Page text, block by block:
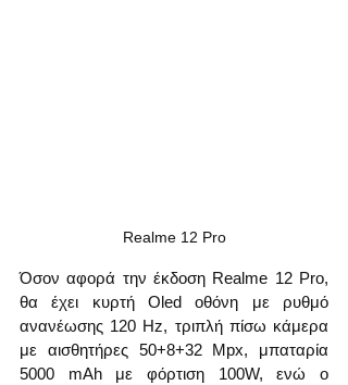
Realme 12 Pro
Όσον αφορά την έκδοση Realme 12 Pro,
θα έχει κυρτή Oled οθόνη με ρυθμό
ανανέωσης 120 Hz, τριπλή πίσω κάμερα
με αισθητήρες 50+8+32 Mpx, μπαταρία
5000 mAh με φόρτιση 100W, ενώ ο